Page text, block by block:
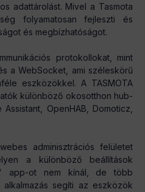
adattárolást. Mivel a Tasmota
folyamatosan fejleszti és
és megbízhatóságot.
protokollokat, mint
a WebSocket, ami széleskörű
eszközökkel. A TASMOTA
különböző okosotthon hub-
OpenHAB, Domoticz,
adminisztrációs felületet
a különböző beállítások
app-ot nem kínál, de több
segíti az eszközök